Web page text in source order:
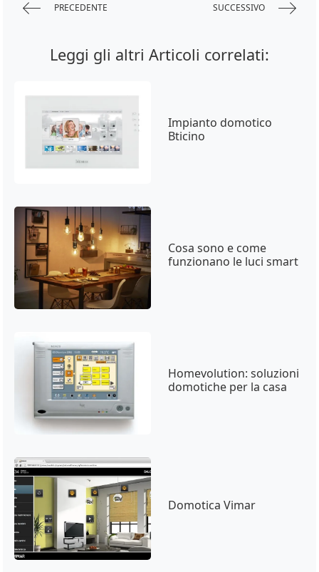
PRECEDENTE SUCCESSIVO
Leggi gli altri Articoli correlati:
Impianto domotico
Bticino
Cosa sono e come
funzionano le luci smart
Homevolution: soluzioni
domotiche per la casa
Domotica Vimar